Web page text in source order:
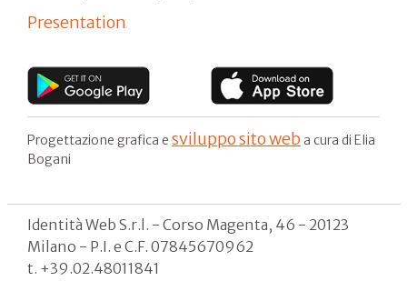
Presentation
Progettazione grafica e sviluppo sito web a cura di Elia
Bogani
Identità Web S.r.l. - Corso Magenta, 46 - 20123
Milano - P.I. e C.F. 07845670962
t. +39.02.48011841